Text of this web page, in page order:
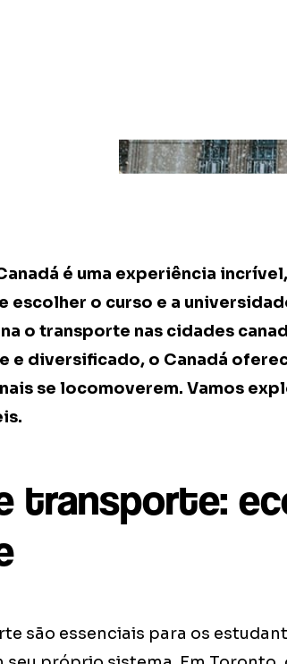
é uma experiência
escolher o curso e a
o transporte nas cidades
e diversificado, o Canadá
se locomoverem. Vamos
transporte:
são essenciais para os